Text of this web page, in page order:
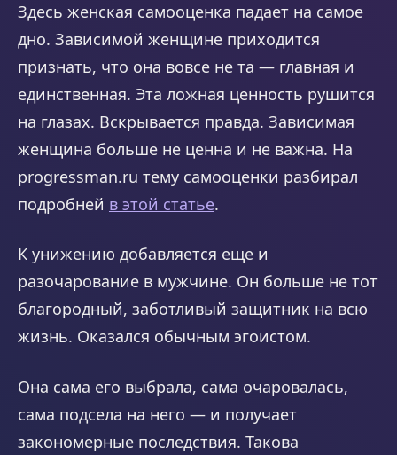
Здесь женская самооценка падает на самое
дно. Зависимой женщине приходится
признать, что она вовсе не та — главная и
единственная. Эта ложная ценность рушится
на глазах. Вскрывается правда. Зависимая
женщина больше не ценна и не важна. На
progressman.ru тему самооценки разбирал
подробней в этой статье.
К унижению добавляется еще и
разочарование в мужчине. Он больше не тот
благородный, заботливый защитник на всю
жизнь. Оказался обычным эгоистом.
Она сама его выбрала, сама очаровалась,
сама подсела на него — и получает
закономерные последствия. Такова